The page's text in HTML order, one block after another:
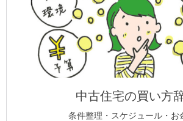
中古住宅の買い方
条件整理・スケジュール・お